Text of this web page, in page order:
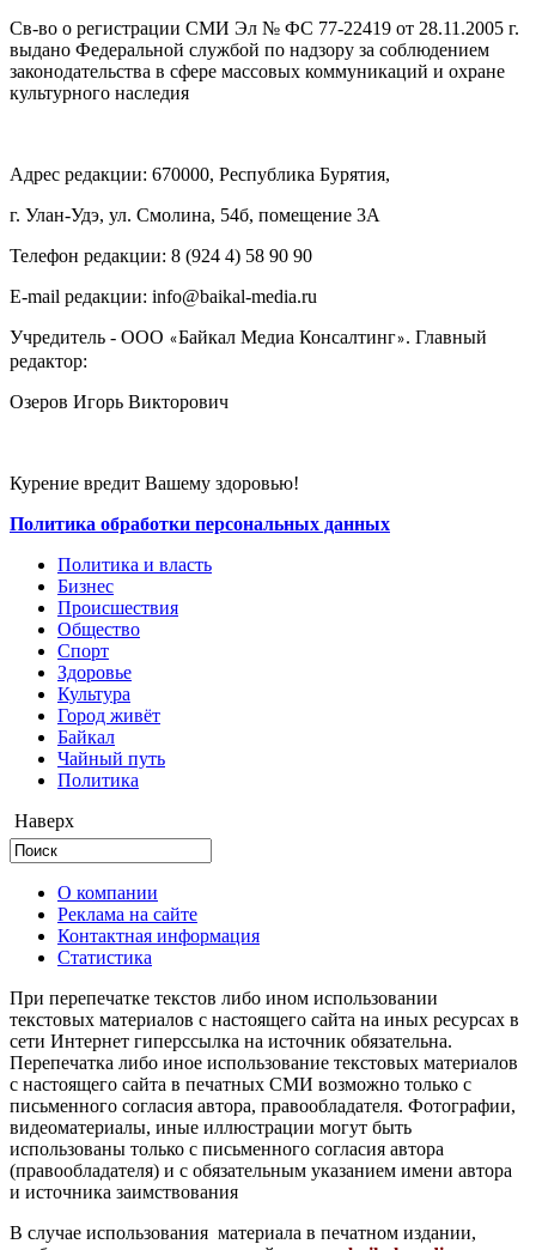
Св-во о регистрации СМИ Эл № ФС 77-22419 от 28.11.2005 г.
выдано Федеральной службой по надзору за соблюдением
законодательства в сфере массовых коммуникаций и охране
культурного наследия
Адрес редакции: 670000, Республика Бурятия,
г. Улан-Удэ, ул. Смолина, 54б, помещение 3А
Телефон редакции: ‎‎8 (924 4) 58 90 90
E-mail редакции: info@baikal-media.ru
Учредитель - ООО «Байкал Медиа Консалтинг». Главный
редактор:
Озеров Игорь Викторович
Курение вредит Вашему здоровью!
Политика обработки персональных данных
Политика и власть
Бизнес
Происшествия
Общество
Cпорт
Здоровье
Культура
Город живёт
Байкал
Чайный путь
Политика
Наверх
О компании
Реклама на сайте
Контактная информация
Статистика
При перепечатке текстов либо ином использовании
текстовых материалов с настоящего сайта на иных ресурсах в
сети Интернет гиперссылка на источник обязательна.
Перепечатка либо иное использование текстовых материалов
с настоящего сайта в печатных СМИ возможно только с
письменного согласия автора, правообладателя. Фотографии,
видеоматериалы, иные иллюстрации могут быть
использованы только с письменного согласия автора
(правообладателя) и с обязательным указанием имени автора
и источника заимствования
В случае использования материала в печатном издании,